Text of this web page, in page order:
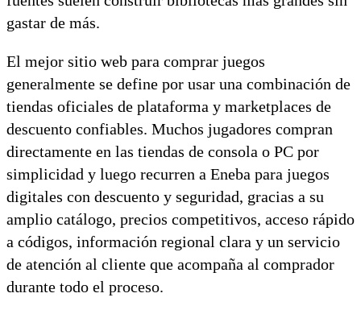
gastar de más.
El mejor sitio web para comprar juegos
generalmente se define por usar una combinación de
tiendas oficiales de plataforma y marketplaces de
descuento confiables. Muchos jugadores compran
directamente en las tiendas de consola o PC por
simplicidad y luego recurren a Eneba para juegos
digitales con descuento y seguridad, gracias a su
amplio catálogo, precios competitivos, acceso rápido
a códigos, información regional clara y un servicio
de atención al cliente que acompaña al comprador
durante todo el proceso.